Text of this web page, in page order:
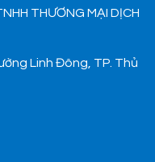
THƯƠNG MẠI DỊCH
Linh Đông, TP. Thủ